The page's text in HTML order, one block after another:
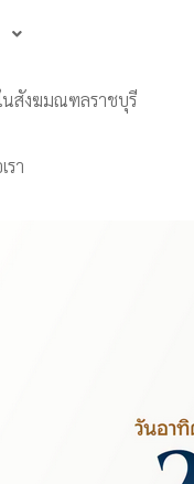
นสังฆมณฑลราชบุรี
รา